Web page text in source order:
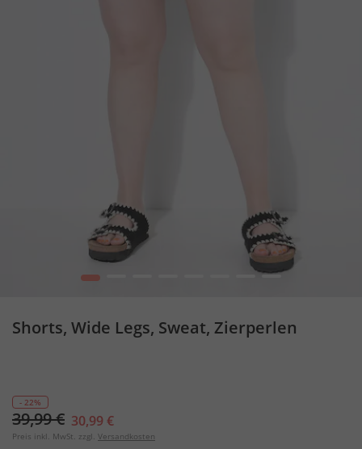
1
Shorts, Wide Legs, Sweat, Zierperlen
- 22%
39,99 € 30,99 €
Preis inkl. MwSt. zzgl. Versandkosten